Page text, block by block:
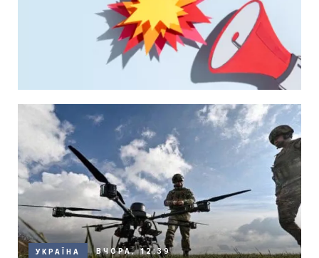
УКРАЇНА ВЧОРА, 12:39